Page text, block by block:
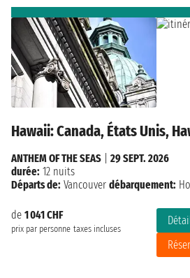
Hawaii: Canada, États Unis,
de 1 041 CHF
prix par personne taxes incluses
ANTHEM OF THE SEAS
29 SEPT. 2026
durée: 12 nuits
Départs de: Vancouver débarquement: